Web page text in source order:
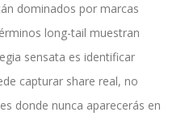
dominados por marcas
long-tail muestran
sensata es identificar
capturar share real, no
donde nunca aparecerás en